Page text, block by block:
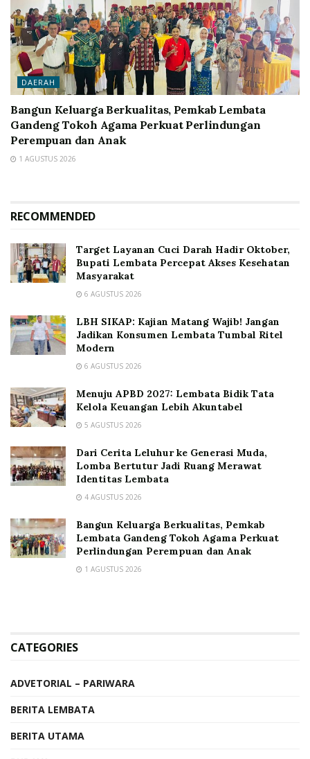
DAERAH
Bangun Keluarga Berkualitas, Pemkab Lembata
Gandeng Tokoh Agama Perkuat Perlindungan
Perempuan dan Anak
1 AGUSTUS 2026
RECOMMENDED
Target Layanan Cuci Darah Hadir Oktober,
Bupati Lembata Percepat Akses Kesehatan
Masyarakat
6 AGUSTUS 2026
LBH SIKAP: Kajian Matang Wajib! Jangan
Jadikan Konsumen Lembata Tumbal Ritel
Modern
6 AGUSTUS 2026
Menuju APBD 2027: Lembata Bidik Tata
Kelola Keuangan Lebih Akuntabel
5 AGUSTUS 2026
Dari Cerita Leluhur ke Generasi Muda,
Lomba Bertutur Jadi Ruang Merawat
Identitas Lembata
4 AGUSTUS 2026
Bangun Keluarga Berkualitas, Pemkab
Lembata Gandeng Tokoh Agama Perkuat
Perlindungan Perempuan dan Anak
1 AGUSTUS 2026
CATEGORIES
ADVETORIAL – PARIWARA
BERITA LEMBATA
BERITA UTAMA